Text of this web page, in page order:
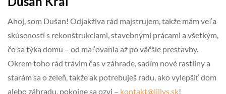
Ahoj, som Dušan! Odjakživa rád majstrujem, takže mám veľa
skúseností s rekonštrukciami, stavebnými prácami a všetkým,
čo sa týka domu – od maľovania až po väčšie prestavby.
Okrem toho rád trávim čas v záhrade, sadím nové rastliny a
starám sa o zeleň, takže ak potrebuješ radu, ako vylepšiť dom
alebo záhradu, pokojne sa ozvi – kontakt@lillys.sk!